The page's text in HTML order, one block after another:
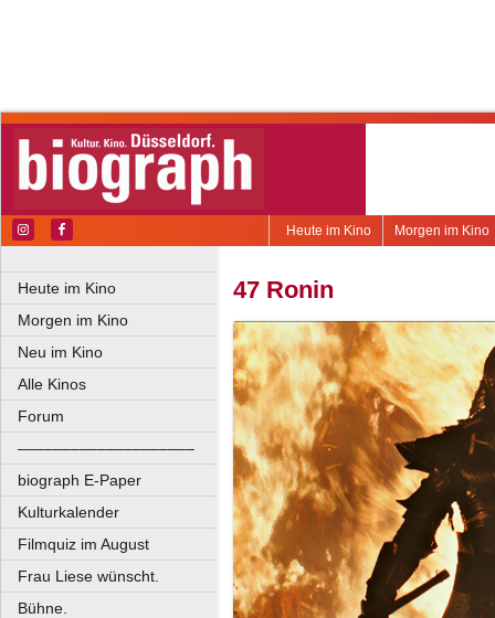
Morgen im Kino
Heute im Kino
Heute im Kino
Morgen im Kino
Neu im Kino
Alle Kinos
Forum
––––––––––––––––––––
biograph E-Paper
Kulturkalender
Filmquiz im August
Frau Liese wünscht.
Bühne.
47 Ronin